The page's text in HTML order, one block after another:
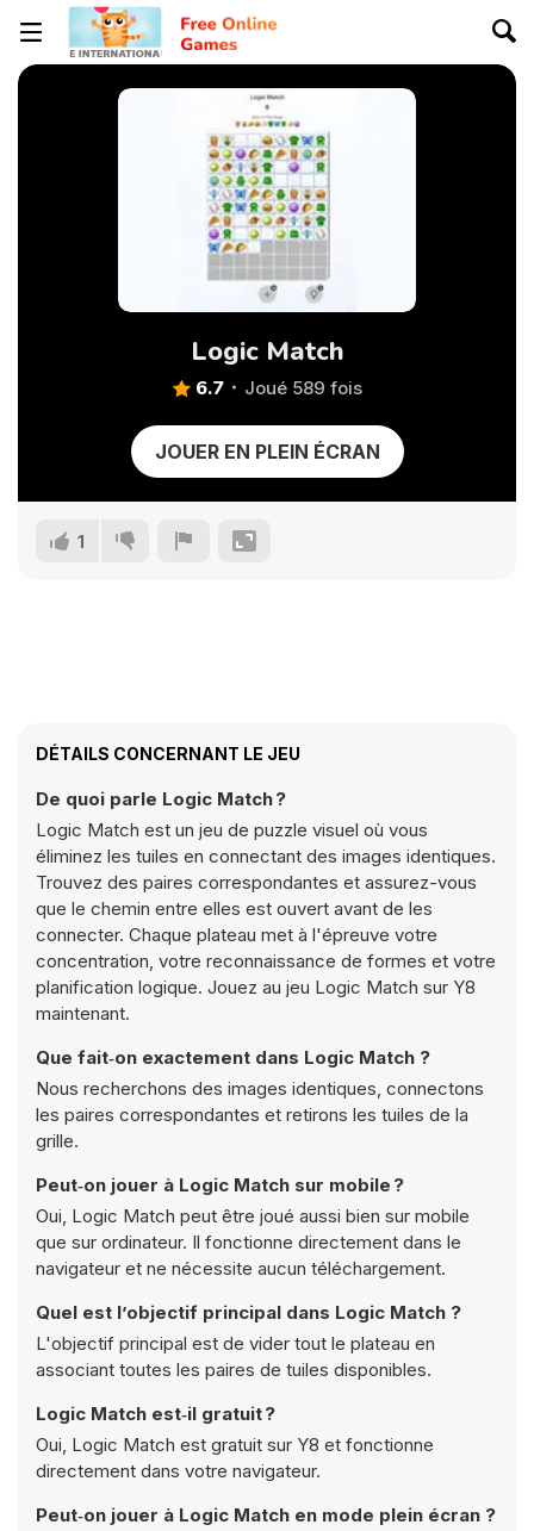
Logic Match
6.7 Joué 589 fois
JOUER EN PLEIN ÉCRAN
1
DÉTAILS CONCERNANT LE JEU
De quoi parle Logic Match ?
Logic Match est un jeu de puzzle visuel où vous
éliminez les tuiles en connectant des images identiques.
Trouvez des paires correspondantes et assurez-vous
que le chemin entre elles est ouvert avant de les
connecter. Chaque plateau met à l'épreuve votre
concentration, votre reconnaissance de formes et votre
planification logique. Jouez au jeu Logic Match sur Y8
maintenant.
Que fait‑on exactement dans Logic Match ?
Nous recherchons des images identiques, connectons
les paires correspondantes et retirons les tuiles de la
grille.
Peut‑on jouer à Logic Match sur mobile ?
Oui, Logic Match peut être joué aussi bien sur mobile
que sur ordinateur. Il fonctionne directement dans le
navigateur et ne nécessite aucun téléchargement.
Quel est l’objectif principal dans Logic Match ?
L'objectif principal est de vider tout le plateau en
associant toutes les paires de tuiles disponibles.
Logic Match est‑il gratuit ?
Oui, Logic Match est gratuit sur Y8 et fonctionne
directement dans votre navigateur.
Peut‑on jouer à Logic Match en mode plein écran ?